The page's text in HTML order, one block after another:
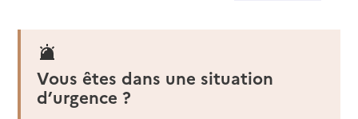
Vous êtes dans une situation
d’urgence ?